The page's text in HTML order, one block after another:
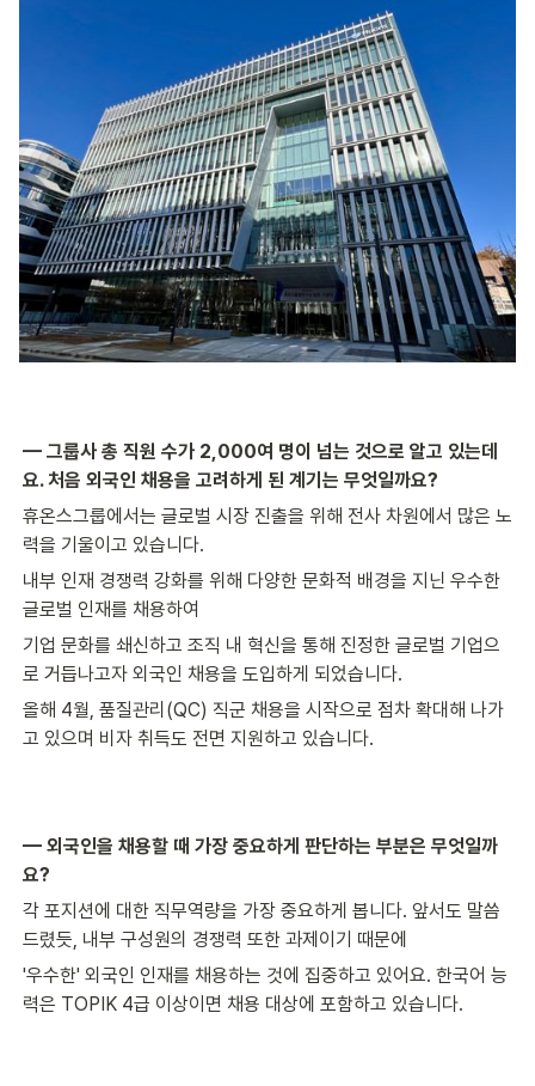
— 그룹사 총 직원 수가 2,000여 명이 넘는 것으로 알고 있는데
요. 처음 외국인 채용을 고려하게 된 계기는 무엇일까요?
휴온스그룹에서는 글로벌 시장 진출을 위해 전사 차원에서 많은 노
력을 기울이고 있습니다.
내부 인재 경쟁력 강화를 위해 다양한 문화적 배경을 지닌 우수한
글로벌 인재를 채용하여
기업 문화를 쇄신하고 조직 내 혁신을 통해 진정한 글로벌 기업으
로 거듭나고자 외국인 채용을 도입하게 되었습니다.
올해 4월, 품질관리(QC) 직군 채용을 시작으로 점차 확대해 나가
고 있으며 비자 취득도 전면 지원하고 있습니다.
— 외국인을 채용할 때 가장 중요하게 판단하는 부분은 무엇일까
요?
각 포지션에 대한 직무역량을 가장 중요하게 봅니다. 앞서도 말씀
드렸듯, 내부 구성원의 경쟁력 또한 과제이기 때문에
'우수한' 외국인 인재를 채용하는 것에 집중하고 있어요. 한국어 능
력은 TOPIK 4급 이상이면 채용 대상에 포함하고 있습니다.